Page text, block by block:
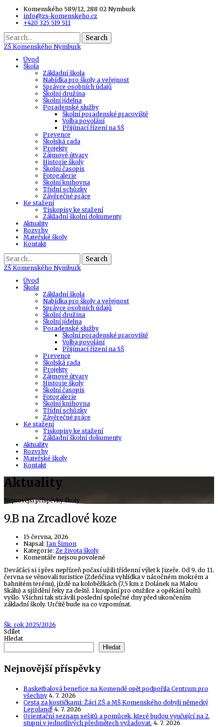
Komenského 589/12, 288 02 Nymburk
info@zs-komenskeho.cz
+420 325 519 511
Search
ZŠ Komenského Nymburk
Úvod
Škola
Základní škola
Nabídka pro školy a veřejnost
Správce osobních údajů
Školní družina
Školní jídelna
Poradenské služby
Školní poradenské pracoviště
Volba povolání
Přijímací řízení na SŠ
Prevence
Školská rada
Projekty
Zájmové útvary
Historie školy
Školní časopis
Fotogalerie
Školní knihovna
Třídní schůzky
Závěrečné práce
Ke stažení
Tiskopisy ke stažení
Základní školní dokumenty
Aktuality
Rozvrhy
Mateřské školy
Kontakt
Search
ZŠ Komenského Nymburk
Úvod
Škola
Základní škola
Nabídka pro školy a veřejnost
Správce osobních údajů
Školní družina
Školní jídelna
Poradenské služby
Školní poradenské pracoviště
Volba povolání
Přijímací řízení na SŠ
Prevence
Školská rada
Projekty
Zájmové útvary
Historie školy
Školní časopis
Fotogalerie
Školní knihovna
Třídní schůzky
Závěrečné práce
Ke stažení
Tiskopisy ke stažení
Základní školní dokumenty
Aktuality
Rozvrhy
Mateřské školy
Kontakt
Aktuality
Nejnovější příspěvky školy
9.B na Zrcadlové koze
15 června, 2026
Napsal: Author
Jan Šimon
Kategorie: Ze života školy
Komentáře nejsou povolené
s
názvem
9.B
na
Zrcadlové
koze
Deváťáci si i přes nepřízeň počasí užili třídenní výlet k Jizeře. Od 9. do 11.
června se věnovali turistice (Zdeňčina vyhlídka v náročném mokrém a
bahnitém terénu), jízdě na koloběžkách (7,5 km z Dolánek na Malou
Skálu) a sjíždění řeky za deště. I koupání pro otužilce a opékání buřtů
vyšlo. Všichni tak strávili poslední společné dny před ukončením
základní školy. Určitě bude na co vzpomínat.
Tags
Šk. rok 2025/2026
Sdílet
Hledat
Hledat
Nejnovější příspěvky
Basketbalová benefice na Komendě opět podpořila Centrum pro
všechny 4. 7. 2026
Cesta za kostičkami: Žáci ZŠ a MŠ Komenského dobyli německý
Legoland! 4. 7. 2026
Orientační seznam sešitů a pomůcek, které budou vyučující na 2.
stupni v jednotlivých předmětech vyžadovat. 4. 7. 2026